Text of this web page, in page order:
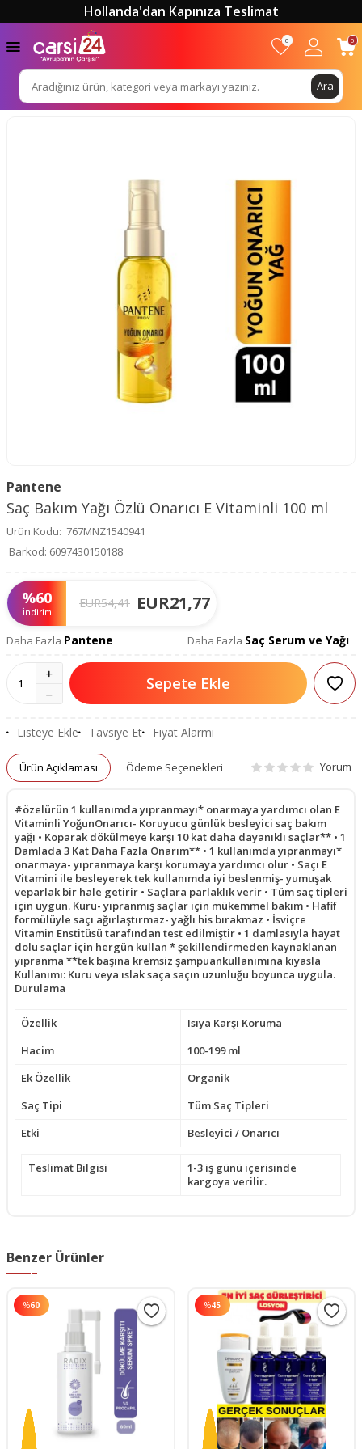
Hollanda'dan Kapınıza Teslimat
Ara
0 0
Pantene
Saç Bakım Yağı Özlü Onarıcı E Vitaminli 100 ml
Ürün Kodu: 767MNZ1540941
Barkod: 6097430150188
%60
İndirim
EUR54,41 EUR21,77
Daha Fazla Pantene Daha Fazla Saç Serum ve Yağı
Sepete Ekle
Listeye Ekle Tavsiye Et Fiyat Alarmı
Ürün Açıklaması Ödeme Seçenekleri Yorum
#özelürün 1 kullanımda yıpranmayı* onarmaya yardımcı olan E
Vitaminli YoğunOnarıcı- Koruyucu günlük besleyici saç bakım
yağı • Koparak dökülmeye karşı 10 kat daha dayanıklı saçlar** • 1
Damlada 3 Kat Daha Fazla Onarım** • 1 kullanımda yıpranmayı*
onarmaya- yıpranmaya karşı korumaya yardımcı olur • Saçı E
Vitamini ile besleyerek tek kullanımda iyi beslenmiş- yumuşak
veparlak bir hale getirir • Saçlara parlaklık verir • Tüm saç tipleri
için uygun. Kuru- yıpranmış saçlar için mükemmel bakım • Hafif
formülüyle saçı ağırlaştırmaz- yağlı his bırakmaz • İsviçre
Vitamin Enstitüsü tarafından test edilmiştir • 1 damlasıyla hayat
dolu saçlar için hergün kullan * şekillendirmeden kaynaklanan
yıpranma **tek başına kremsiz şampuankullanımına kıyasla
Kullanımı: Kuru veya ıslak saça saçın uzunluğu boyunca uygula.
Durulama
Özellik
Isıya Karşı Koruma
Hacim
100-199 ml
Ek Özellik
Organik
Saç Tipi
Tüm Saç Tipleri
Etki
Besleyici / Onarıcı
Teslimat Bilgisi
1-3 iş günü içerisinde
kargoya verilir.
Benzer Ürünler
%60 %45